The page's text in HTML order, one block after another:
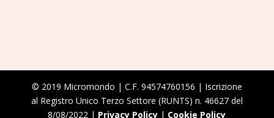
© 2019 Micromondo | C.F. 94574760156 | Iscrizione
al Registro Unico Terzo Settore (RUNTS) n. 46627 del
8/08/2022 | Privacy Policy | Cookie Policy